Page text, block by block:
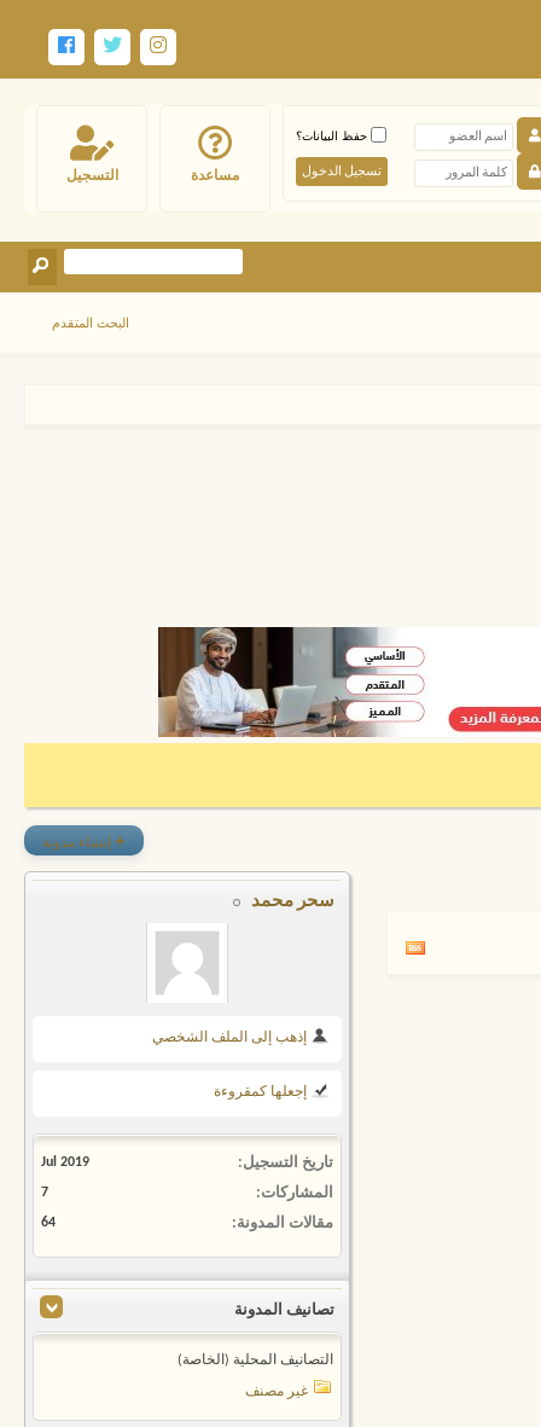
التسجيل مساعدة
حفظ البيانات؟
البحث المتقدم
+ إنشاء مدونة
سحر محمد
إذهب إلى الملف الشخصي
إجعلها كمقروءة
تاريخ التسجيل Jul 2019
المشاركات 7
مقالات المدونة 64
تصانيف المدونة
التصانيف المحلية (الخاصة)
غير مصنف